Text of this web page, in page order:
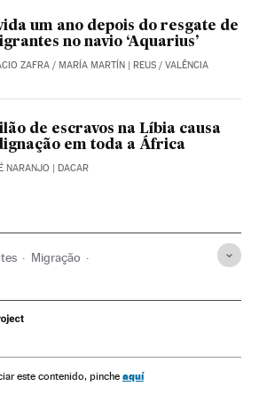
um ano depois do resgate de
no navio ‘Aquarius’
ZAFRA / MARÍA MARTÍN | REUS / VALÊNCIA
de escravos na Líbia causa
em toda a África
NARANJO | DACAR
Migração
Ação militar Vítimas guerra
este contenido, pinche aquí